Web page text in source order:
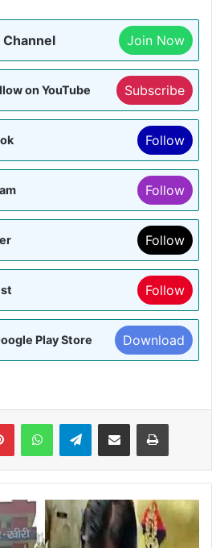
Join Now
on YouTube Subscribe
Follow
Follow
Follow
Follow
Play Store Download
PinterestWhatsAppTelegramShare via Email Print